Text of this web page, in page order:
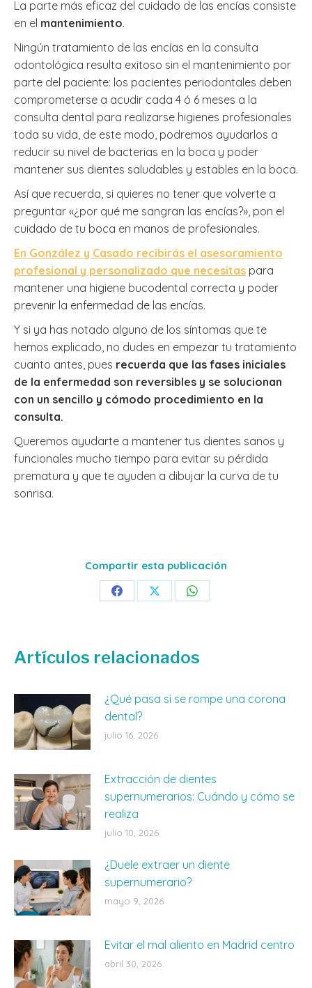
La parte más eficaz del cuidado de las encías consiste
en el mantenimiento.
Ningún tratamiento de las encías en la consulta
odontológica resulta exitoso sin el mantenimiento por
parte del paciente: los pacientes periodontales deben
comprometerse a acudir cada 4 ó 6 meses a la
consulta dental para realizarse higienes profesionales
toda su vida, de este modo, podremos ayudarlos a
reducir su nivel de bacterias en la boca y poder
mantener sus dientes saludables y estables en la boca.
Así que recuerda, si quieres no tener que volverte a
preguntar «¿por qué me sangran las encías?», pon el
cuidado de tu boca en manos de profesionales.
En González y Casado recibirás el asesoramiento
profesional y personalizado que necesitas para
mantener una higiene bucodental correcta y poder
prevenir la enfermedad de las encías.
Y si ya has notado alguno de los síntomas que te
hemos explicado, no dudes en empezar tu tratamiento
cuanto antes, pues recuerda que las fases iniciales
de la enfermedad son reversibles y se solucionan
con un sencillo y cómodo procedimiento en la
consulta.
Queremos ayudarte a mantener tus dientes sanos y
funcionales mucho tiempo para evitar su pérdida
prematura y que te ayuden a dibujar la curva de tu
sonrisa.
Compartir esta publicación
Share Share Share
Artículos relacionados
¿Qué pasa si se rompe una corona
dental?
julio 16, 2026
Extracción de dientes
supernumerarios: Cuándo y cómo se
realiza
julio 10, 2026
¿Duele extraer un diente
supernumerario?
mayo 9, 2026
Evitar el mal aliento en Madrid centro
abril 30, 2026